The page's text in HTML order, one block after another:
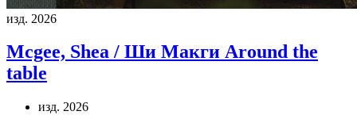
изд. 2026
Mcgee, Shea / Ши Макги Around the
table
изд. 2026